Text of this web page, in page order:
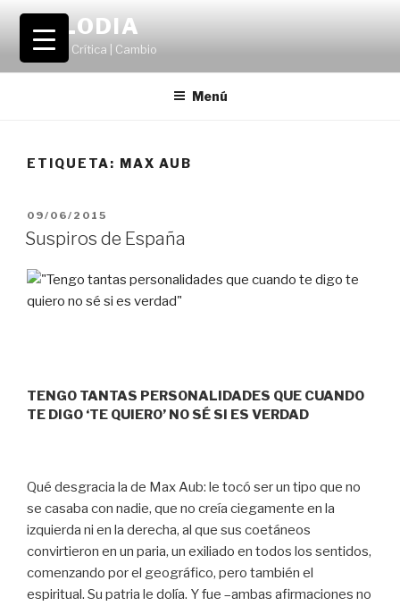
Saltar
contenido
VOLODIA
Teatro | Crítica | Cambio
Menú
ETIQUETA: MAX AUB
PUBLICADO
EL
09/06/2015
Suspiros de España
TENGO TANTAS PERSONALIDADES QUE CUANDO
TE DIGO ‘TE QUIERO’ NO SÉ SI ES VERDAD
Qué desgracia la de Max Aub: le tocó ser un tipo que no
se casaba con nadie, que no creía ciegamente en la
izquierda ni en la derecha, al que sus coetáneos
convirtieron en un paria, un exiliado en todos los sentidos,
comenzando por el geográfico, pero también el
espiritual. Su patria le dolía. Y fue –ambas afirmaciones no